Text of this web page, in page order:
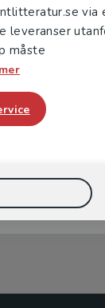
via
leveranser
måste
kantstötta